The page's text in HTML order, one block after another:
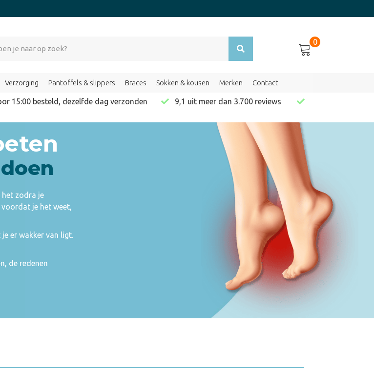
0
Verzorging Pantoffels & slippers Braces Sokken & kousen Merken Contact
15:00 besteld, dezelfde dag verzonden
9,1 uit meer dan 3.700 reviews
het zodra je
je het weet,
er wakker van ligt.
de redenen